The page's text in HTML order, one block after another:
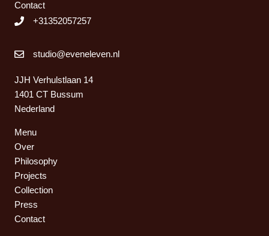
Contact
+31352057257
studio@eveneleven.nl
JJH Verhulstlaan 14
1401 CT Bussum
Nederland
Menu
Over
Philosophy
Projects
Collection
Press
Contact